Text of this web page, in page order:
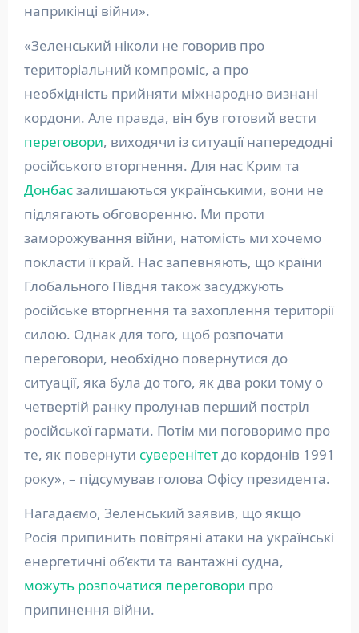
наприкінці війни».
«Зеленський ніколи не говорив про
територіальний компроміс, а про
необхідність прийняти міжнародно визнані
кордони. Але правда, він був готовий вести
переговори, виходячи із ситуації напередодні
російського вторгнення. Для нас Крим та
Донбасзалишаються українськими, вони не
підлягають обговоренню. Ми проти
заморожування війни, натомість ми хочемо
покласти її край. Нас запевняють, що країни
Глобального Півдня також засуджують
російське вторгнення та захоплення території
силою. Однак для того, щоб розпочати
переговори, необхідно повернутися до
ситуації, яка була до того, як два роки тому о
четвертій ранку пролунав перший постріл
російської гармати. Потім ми поговоримо про
те, як повернути суверенітетдо кордонів 1991
року», – підсумував голова Офісу президента.
Нагадаємо, Зеленський заявив, що якщо
Росія припинить повітряні атаки на українські
енергетичні об’єкти та вантажні судна,
можуть розпочатися переговори про
припинення війни.